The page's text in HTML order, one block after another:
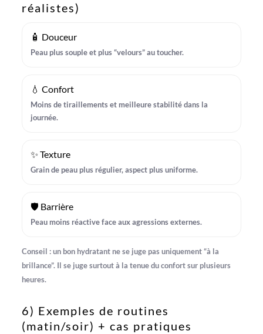
réalistes)
🧴 Douceur
Peau plus souple et plus “velours” au toucher.
💧 Confort
Moins de tiraillements et meilleure stabilité dans la
journée.
✨ Texture
Grain de peau plus régulier, aspect plus uniforme.
🛡️ Barrière
Peau moins réactive face aux agressions externes.
Conseil : un bon hydratant ne se juge pas uniquement “à la
brillance”. Il se juge surtout à la tenue du confortsur plusieurs
heures.
6) Exemples de routines
(matin/soir) + cas pratiques